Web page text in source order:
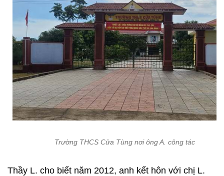
Trường THCS Cửa Tùng nơi ông A. công tác
Thầy L. cho biết năm 2012, anh kết hôn với chị L.